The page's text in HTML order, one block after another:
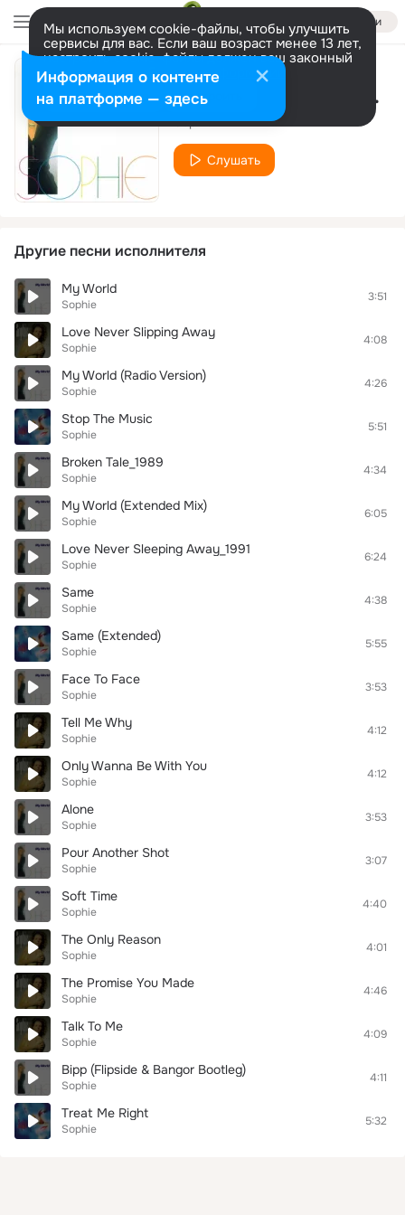
Войти
Мы используем cookie-файлы, чтобы улучшить
сервисы для вас. Если ваш возраст менее 13 лет,
настроить cookie-файлы должен ваш законный
представитель. Больше информации
Разрешить все Настроить My World (Instrumental)
Sophie
Слушать
Другие песни исполнителя
My World
Sophie
3:51
Love Never Slipping Away
Sophie
4:08
My World (Radio Version)
Sophie
4:26
Stop The Music
Sophie
5:51
Broken Tale_1989
Sophie
4:34
My World (Extended Mix)
Sophie
6:05
Love Never Sleeping Away_1991
Sophie
6:24
Same
Sophie
4:38
Same (Extended)
Sophie
5:55
Face To Face
Sophie
3:53
Tell Me Why
Sophie
4:12
Only Wanna Be With You
Sophie
4:12
Alone
Sophie
3:53
Pour Another Shot
Sophie
3:07
Soft Time
Sophie
4:40
The Only Reason
Sophie
4:01
The Promise You Made
Sophie
4:46
Talk To Me
Sophie
4:09
Bipp (Flipside & Bangor Bootleg)
Sophie
4:11
Treat Me Right
Sophie
5:32
Информация о контенте
на платформе — здесь